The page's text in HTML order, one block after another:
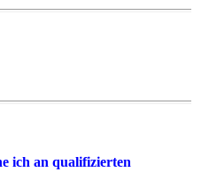
ich an qualifizierten